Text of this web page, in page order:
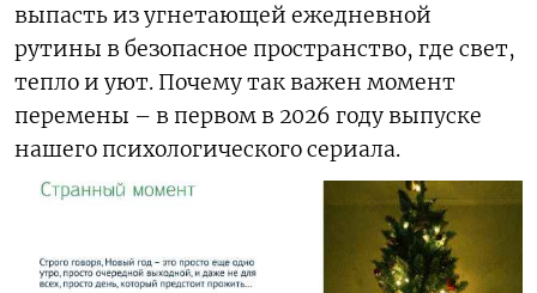
выпасть из угнетающей ежедневной
рутины в безопасное пространство, где свет,
тепло и уют. Почему так важен момент
перемены – в первом в 2026 году выпуске
нашего психологического сериала.